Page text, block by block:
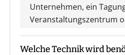
Unternehmen, ein
Veranstaltungszentrum
Welche Technik wird